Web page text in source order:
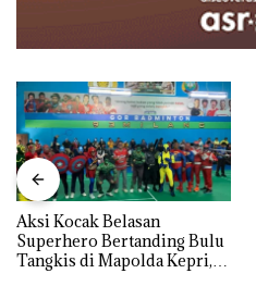
Aksi Kocak Belasan
Superhero Bertanding Bulu
Tangkis di Mapolda Kepri,